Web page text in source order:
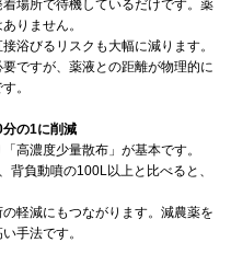
場所で待機しているだけです。薬
りません。
浴びるリスクも大幅に減ります。
ですが、薬液との距離が物理的に
。
の1に削減
高濃度少量散布」が基本です。
背負動噴の100L以上と比べると、
軽減にもつながります。減農薬を
手法です。